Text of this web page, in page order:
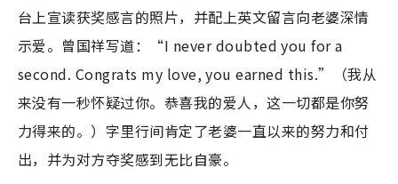
台上宣读获奖感言的照片，并配上英文留言向老婆深情
示爱。曾国祥写道：“I never doubted you for a
second. Congrats my love, you earned this.”（我从
来没有一秒怀疑过你。恭喜我的爱人，这一切都是你努
力得来的。）字里行间肯定了老婆一直以来的努力和付
出，并为对方夺奖感到无比自豪。